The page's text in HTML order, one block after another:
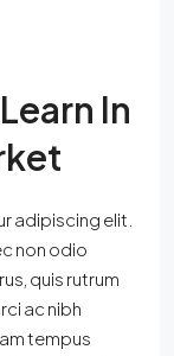
In
adipiscing elit.
non odio
quis rutrum
ac nibh
tempus